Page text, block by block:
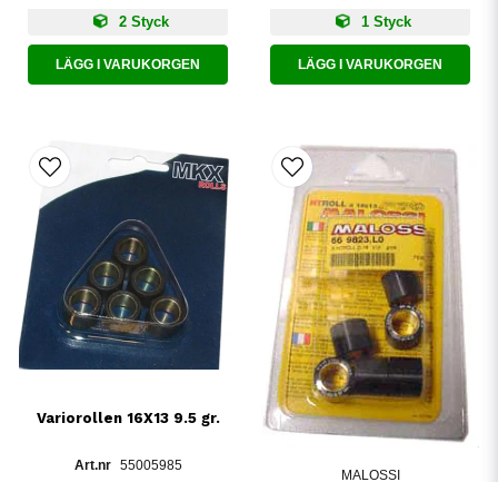
2 Styck
LÄGG I VARUKORGEN
1 Styck
LÄGG I VARUKORGEN
Variorollen 16X13 9.5 gr.
55005985
MALOSSI